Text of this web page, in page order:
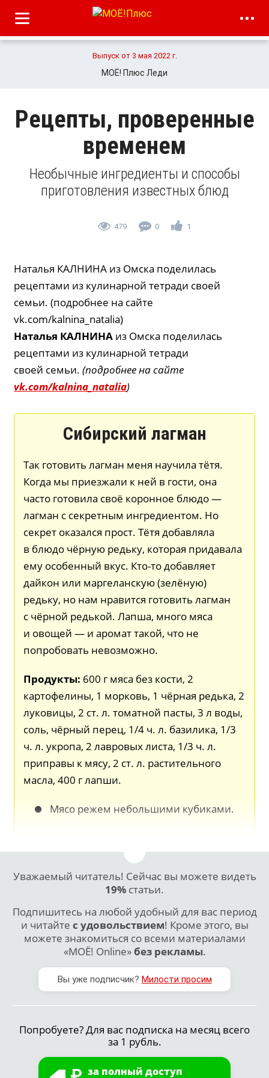
Выпуск от 3 мая 2022 г.
МОЁ! Плюс Леди
Рецепты, проверенные
временем
Необычные ингредиенты и способы
приготовления известных блюд
479 0 1
Наталья КАЛНИНА из Омска поделилась
рецептами из кулинарной тетради своей
семьи. (подробнее на сайте
vk.com/kalnina_natalia)
Наталья КАЛНИНА из Омска поделилась
рецептами из кулинарной тетради
своей семьи.(подробнее на сайте
vk.com/kalnina_natalia)
Сибирский лагман
Так готовить лагман меня научила тётя.
Когда мы приезжали к ней в гости, она
часто готовила своё коронное блюдо —
лагман с секретным ингредиентом. Но
секрет оказался прост. Тётя добавляла
в блюдо чёрную редьку, которая придавала
ему особенный вкус. Кто-то добавляет
дайкон или маргеланскую (зелёную)
редьку, но нам нравится готовить лагман
с чёрной редькой. Лапша, много мяса
и овощей — и аромат такой, что не
попробовать невозможно.
Продукты: 600 г мяса без кости, 2
картофелины, 1 морковь, 1 чёрная редька, 2
луковицы, 2 ст. л. томатной пасты, 3 л воды,
соль, чёрный перец, 1/4 ч. л. базилика, 1/3
ч. л. укропа, 2 лавровых листа, 1/3 ч. л.
приправы к мясу, 2 ст. л. растительного
масла, 400 г лапши.
Мясо режем небольшими кубиками.
Уважаемый читатель! Сейчас вы можете видеть
19% статьи.
Подпишитесь на любой удобный для вас период
и читайте с удовольствием! Кроме этого, вы
можете знакомиться со всеми материалами
«МОЁ! Online»без рекламы.
Вы уже подписчик? Милости просим
Попробуете? Для вас подписка на месяц всего
за 1 рубль.
за полный доступ